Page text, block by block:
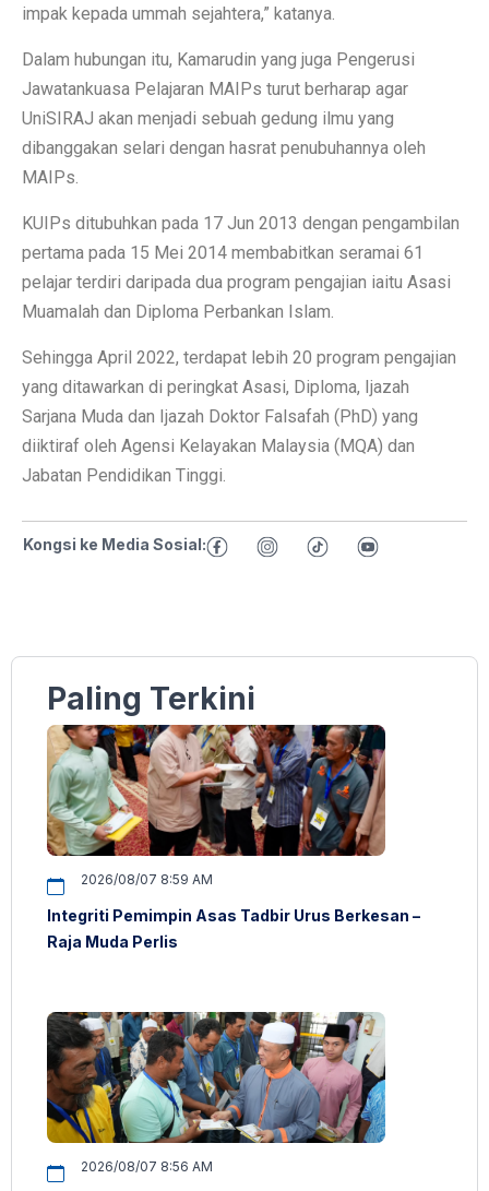
impak kepada ummah sejahtera,” katanya.
Dalam hubungan itu, Kamarudin yang juga Pengerusi
Jawatankuasa Pelajaran MAIPs turut berharap agar
UniSIRAJ akan menjadi sebuah gedung ilmu yang
dibanggakan selari dengan hasrat penubuhannya oleh
MAIPs.
KUIPs ditubuhkan pada 17 Jun 2013 dengan pengambilan
pertama pada 15 Mei 2014 membabitkan seramai 61
pelajar terdiri daripada dua program pengajian iaitu Asasi
Muamalah dan Diploma Perbankan Islam.
Sehingga April 2022, terdapat lebih 20 program pengajian
yang ditawarkan di peringkat Asasi, Diploma, Ijazah
Sarjana Muda dan Ijazah Doktor Falsafah (PhD) yang
diiktiraf oleh Agensi Kelayakan Malaysia (MQA) dan
Jabatan Pendidikan Tinggi.
Kongsi ke Media Sosial:
Paling Terkini
2026/08/07 8:59 AM
Integriti Pemimpin Asas Tadbir Urus Berkesan –
Raja Muda Perlis
2026/08/07 8:56 AM